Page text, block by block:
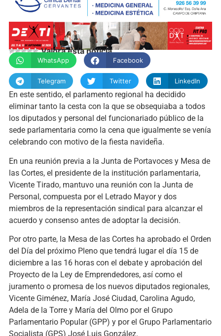
Valora esta noticia
WhatsApp Facebook
Telegram Twitter LinkedIn
En este sentido, el parlamento regional ha decidido
eliminar tanto la cesta con la que se obsequiaba a todos
los diputados y personal del funcionariado público de la
sede parlamentaria como la cena que igualmente se venía
celebrando con motivo de la fiesta navideña.
En una reunión previa a la Junta de Portavoces y Mesa de
las Cortes, el presidente de la institución parlamentaria,
Vicente Tirado, mantuvo una reunión con la Junta de
Personal, compuesta por el Letrado Mayor y dos
miembros de la representación sindical para alcanzar el
acuerdo y consenso antes de adoptar la decisión.
Por otro parte, la Mesa de las Cortes ha aprobado el Orden
del Día del próximo Pleno que tendrá lugar el día 15 de
diciembre a las 16 horas con el debate y aprobación del
Proyecto de la Ley de Emprendedores, así como el
juramento o promesa de los nuevos diputados regionales,
Vicente Giménez, María José Ciudad, Carolina Agudo,
Adela de la Torre y María del Olmo por el Grupo
Parlamentario Popular (GPP) y por el Grupo Parlamentario
Socialista (GPS) José Luis González.